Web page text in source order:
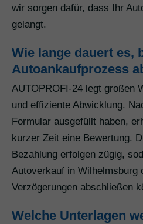
wir sorgen dafür, dass Ihr
gelangt.
Wie lange dauert es,
Autoankaufprozess
AUTOPROFI-24 legt großen
und effiziente Abwicklung.
Formular ausgefüllt haben,
kurzer Zeit eine Bewertung.
Bezahlung erfolgen zügig,
Autoverkauf in Wilhelmsburg
Verzögerungen abschließen
Welche Unterlagen